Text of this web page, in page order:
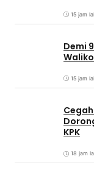
15 jam
Demi
15 jam
KPK
18 jam